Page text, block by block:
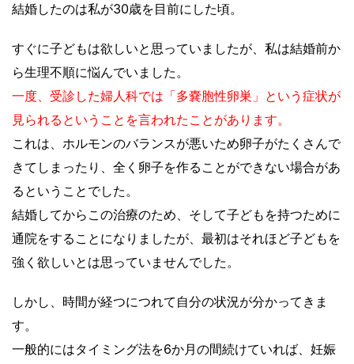
結婚したのは私が30歳を目前にした頃。
すぐに子どもは欲しいと思っていましたが、私は結婚前か
ら生理不順に悩んでいました。
一度、受診した婦人科では「多嚢胞性卵巣」という症状が
見られるということを言われたことがあります。
これは、ホルモンのバランスが悪いため卵子がたくさんで
きてしまったり、全く卵子を作ることができない場合があ
るということでした。
結婚してからこの治療のため、そして子どもを持つために
通院をすることになりましたが、最初はそれほど子どもを
強く欲しいとは思っていませんでした。
しかし、時間が経つにつれて自分の状況が分かってきま
す。
一般的にはタイミング法を6か月の間続けていれば、妊娠